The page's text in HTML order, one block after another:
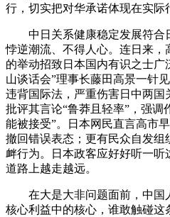
行，切实把对华承诺体现在实际
中日关系健康稳定发展符合
悖逆潮流、不得人心。连日来
的举动招致日本国内有识之士广
山谈话会”理事长藤田高景一针
违背国际法，严重伤害日中两
批评其言论“鲁莽且轻率”，强调
能被接受”。日本网民直言高市
撤回错误表态；更有民众自发
衅行为。日本政客应好好听一
道路上越走越远。
在大是大非问题面前，中国
核心利益中的核心，谁敢触碰这